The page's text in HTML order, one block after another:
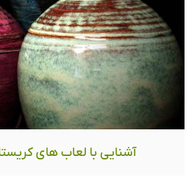
آشنایی با لعاب های